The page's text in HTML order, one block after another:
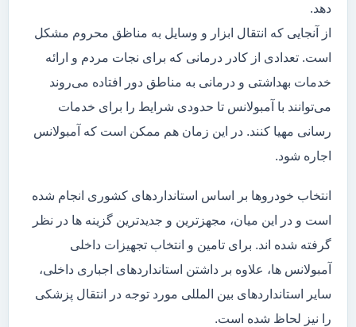
دهد.
از آنجایی که انتقال ابزار و وسایل به مناظق محروم مشکل
است. تعدادی از کادر درمانی که برای نجات مردم و ارائه
خدمات بهداشتی و درمانی به مناطق دور افتاده می‌روند
می‌توانند با آمبولانس تا حدودی شرایط را برای خدمات
رسانی مهیا کنند. در این زمان هم ممکن است که آمبولانس
اجاره شود.
انتخاب خودروها بر اساس استانداردهای کشوری انجام شده
است و در این میان، مجهزترین و جدیدترین گزینه ها در نظر
گرفته شده اند. برای تامین و انتخاب تجهیزات داخلی
آمبولانس ها، علاوه بر داشتن استانداردهای اجباری داخلی،
سایر استانداردهای بین المللی مورد توجه در انتقال پزشکی
را نیز لحاظ شده است.